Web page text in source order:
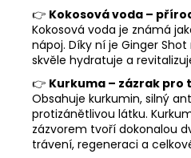
👉 Kokosová voda –
Kokosová voda je známá
nápoj. Díky ní je Ginger
skvěle hydratuje a
👉 Kurkuma – zázrak pro
Obsahuje kurkumin, silný
protizánětlivou látku.
zázvorem tvoří dokonalou
trávení, regeneraci a